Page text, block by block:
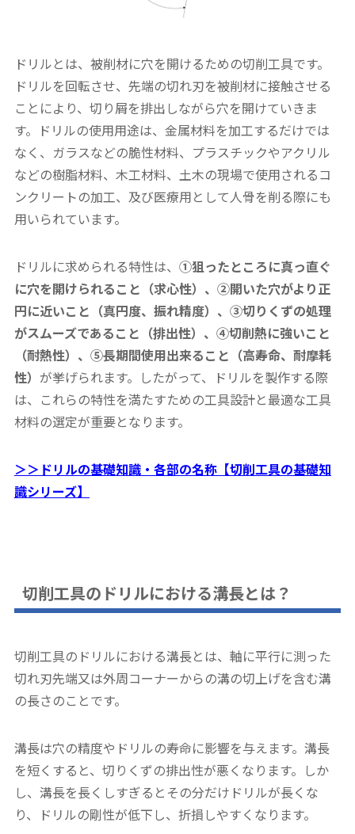
ドリルとは、被削材に穴を開けるための切削工具です。
ドリルを回転させ、先端の切れ刃を被削材に接触させる
ことにより、切り屑を排出しながら穴を開けていきま
す。ドリルの使用用途は、金属材料を加工するだけでは
なく、ガラスなどの脆性材料、プラスチックやアクリル
などの樹脂材料、木工材料、土木の現場で使用されるコ
ンクリートの加工、及び医療用として人骨を削る際にも
用いられています。
ドリルに求められる特性は、 ①狙ったところに真っ直ぐ
に穴を開けられること（求心性）、②開いた穴がより正
円に近いこと（真円度、振れ精度）、③切りくずの処理
がスムーズであること（排出性）、④切削熱に強いこと
（耐熱性）、⑤長期間使用出来ること（高寿命、耐摩耗
性） が挙げられます。したがって、ドリルを製作する際
は、これらの特性を満たすための工具設計と最適な工具
材料の選定が重要となります。
＞＞ドリルの基礎知識・各部の名称【切削工具の基礎知
識シリーズ】
切削工具のドリルにおける溝長とは？
切削工具のドリルにおける溝長とは、軸に平行に測った
切れ刃先端又は外周コーナーからの溝の切上げを含む溝
の長さのことです。
溝長は穴の精度やドリルの寿命に影響を与えます。溝長
を短くすると、切りくずの排出性が悪くなります。しか
し、溝長を長くしすぎるとその分だけドリルが長くな
り、ドリルの剛性が低下し、折損しやすくなります。